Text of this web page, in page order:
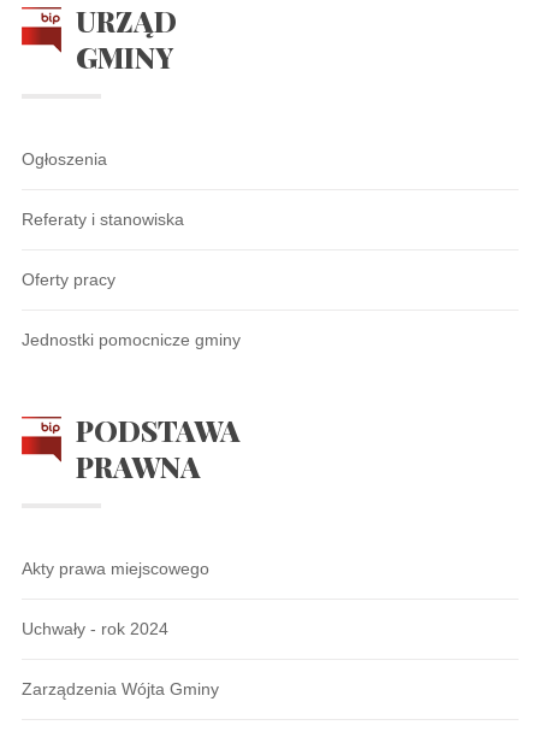
URZĄD
GMINY
Ogłoszenia
Referaty i stanowiska
Oferty pracy
Jednostki pomocnicze gminy
PODSTAWA
PRAWNA
Akty prawa miejscowego
Uchwały - rok 2024
Zarządzenia Wójta Gminy